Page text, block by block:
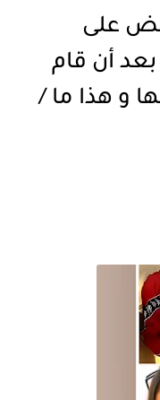
على
بعد أن قام
و هذا ما /